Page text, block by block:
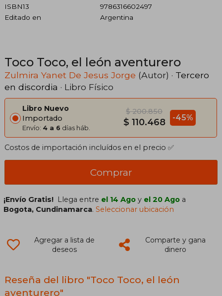
ISBN13
9786316602497
Editado en
Argentina
Toco Toco, el león aventurero
Zulmira Yanet De Jesus Jorge (Autor) · Tercero
en discordia · Libro Físico
Libro Nuevo
Importado
Envío: 4 a 6 días háb.
$ 200.850
$ 110.468 -45%
Costos de importación incluídos en el precio ✅
Comprar
¡Envío Gratis! Llega entre el 14 Ago y el 20 Ago a
Bogota, Cundinamarca.Seleccionar ubicación
Agregar a lista de
deseos
Comparte y gana
dinero
Reseña del libro "Toco Toco, el león
aventurero"